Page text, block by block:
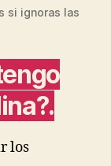
si ignoras las
los